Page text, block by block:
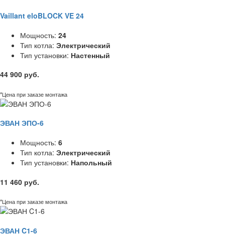
Vaillant eloBLOCK VE 24
Мощность: 24
Тип котла: Электрический
Тип установки: Настенный
44 900 руб.
*Цена при заказе монтажа
ЭВАН ЭПО-6
Мощность: 6
Тип котла: Электрический
Тип установки: Напольный
11 460 руб.
*Цена при заказе монтажа
ЭВАН C1-6